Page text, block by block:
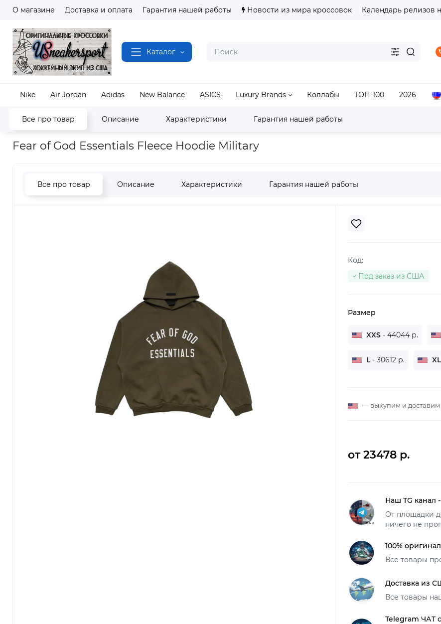
О магазине Доставка и оплата Гарантия нашей работы Новости из мира кроссовок Календарь релизов
Каталог
Nike Air Jordan Adidas New Balance ASICS Luxury Brands Коллабы ТОП-100 2026
Все про товар Описание Характеристики Гарантия нашей работы
Наш магазин Одежда и Аксессуары Fear of God Fear of God Essentials Fleece Hoodie Military
Fear of God Essentials Fleece Hoodie Military
Все про товар Описание Характеристики Гарантия нашей работы
Код:
Под заказ из США
Размер
XXS - 44044 р.
L- 30612 р. XL
— выкупим и доставим
от 23478 р.
Наш TG канал
От площадки
ничего не
100% оригинал
Все товары
Доставка из
Все товары
Telegram ЧАТ